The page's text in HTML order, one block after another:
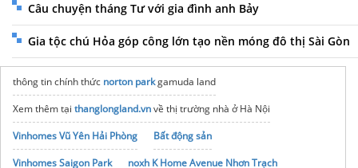
Câu chuyện tháng Tư với gia đình anh Bảy
Gia tộc chú Hỏa góp công lớn tạo nền móng đô thị Sài Gòn
thông tin chính thức norton parkgamuda land
Xem thêm tại thanglongland.vnvề thị trường nhà ở Hà Nội
Vinhomes Vũ Yên Hải Phòng
Bất động sản
Vinhomes Saigon Park
noxh K Home Avenue Nhơn Trạch